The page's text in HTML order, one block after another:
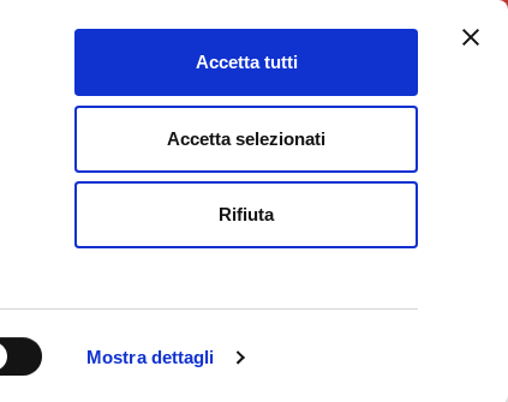
Mostra dettagli
Accetta tutti
Accetta selezionati
Rifiuta
Charity Point
DONA ORA